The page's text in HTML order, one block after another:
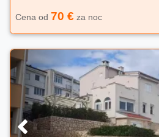
Cena od 70 € za noc